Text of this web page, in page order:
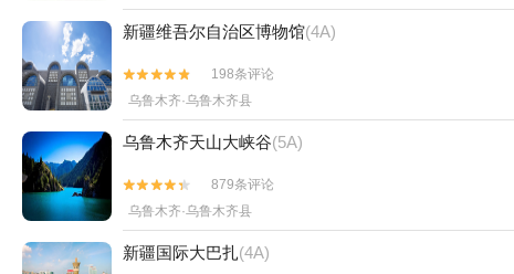
新疆维吾尔自治区博物馆(4A)


198条评论
乌鲁木齐·乌鲁木齐县
乌鲁木齐天山大峡谷(5A)


879条评论
乌鲁木齐·乌鲁木齐县
新疆国际大巴扎(4A)